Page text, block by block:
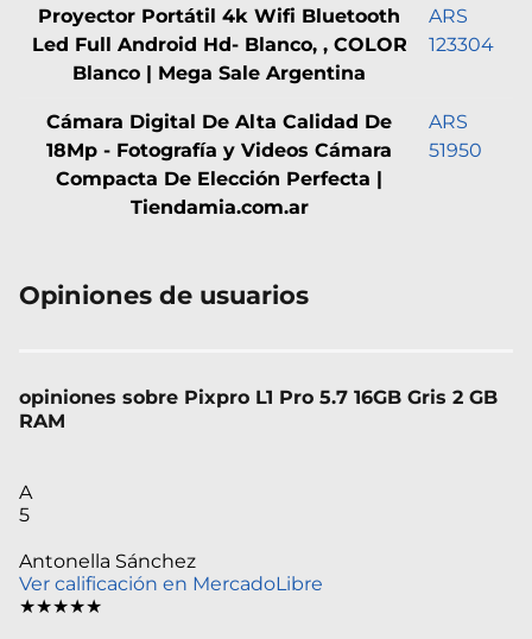
Proyector Portátil 4k Wifi Bluetooth
Led Full Android Hd- Blanco, , COLOR
Blanco | Mega Sale Argentina
ARS
123304
Cámara Digital De Alta Calidad De
18Mp - Fotografía y Videos Cámara
Compacta De Elección Perfecta |
Tiendamia.com.ar
ARS
51950
Opiniones de usuarios
opiniones sobre Pixpro L1 Pro 5.7 16GB Gris 2 GB
RAM
A
5
Antonella Sánchez
Ver calificación en MercadoLibre
★★★★★